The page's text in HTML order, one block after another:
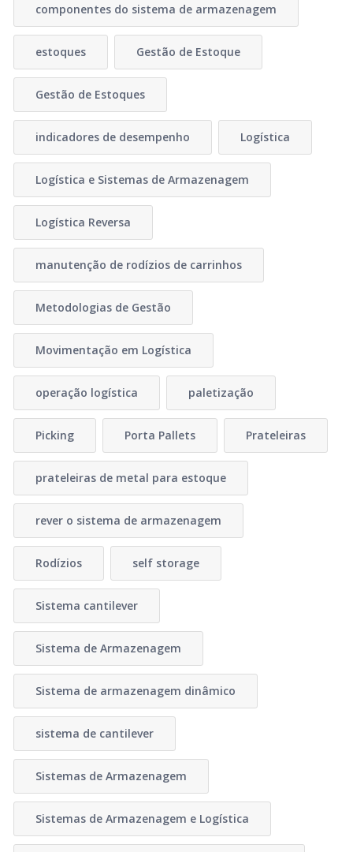
componentes do sistema de armazenagem
estoques Gestão de Estoque
Gestão de Estoques
indicadores de desempenho Logística
Logística e Sistemas de Armazenagem
Logística Reversa
manutenção de rodízios de carrinhos
Metodologias de Gestão
Movimentação em Logística
operação logística paletização
Picking Porta Pallets Prateleiras
prateleiras de metal para estoque
rever o sistema de armazenagem
Rodízios self storage
Sistema cantilever
Sistema de Armazenagem
Sistema de armazenagem dinâmico
sistema de cantilever
Sistemas de Armazenagem
Sistemas de Armazenagem e Logística